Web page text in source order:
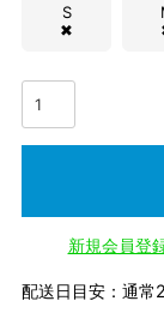
S
✖
新規会員登
配送日目安：通常